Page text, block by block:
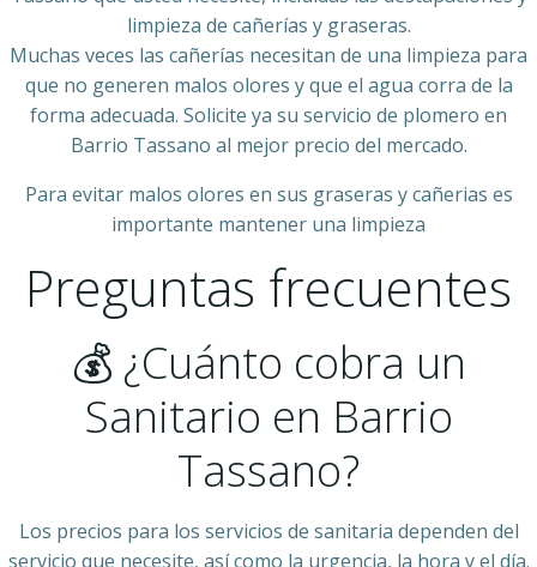
limpieza de cañerías y graseras.
Muchas veces las cañerías necesitan de una limpieza para
que no generen malos olores y que el agua corra de la
forma adecuada. Solicite ya su servicio de plomero en
Barrio Tassano al mejor precio del mercado.
Para evitar malos olores en sus graseras y cañerias es
importante mantener una limpieza
Preguntas frecuentes
💰 ¿Cuánto cobra un
Sanitario en Barrio
Tassano?
Los precios para los servicios de sanitaria dependen del
servicio que necesite, así como la urgencia, la hora y el día.